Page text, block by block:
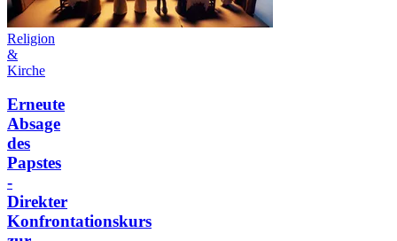
Religion
&
Kirche
Erneute
Absage
des
Papstes
-
Direkter
Konfrontationskurs